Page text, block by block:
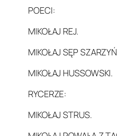
POECI:
MIKOŁAJ REJ.
MIKOŁAJ SĘP
MIKOŁAJ HUSSOWSKI.
RYCERZE:
MIKOŁAJ STRUS.